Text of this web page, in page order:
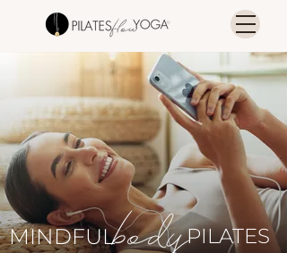
MINDFUL PILATES